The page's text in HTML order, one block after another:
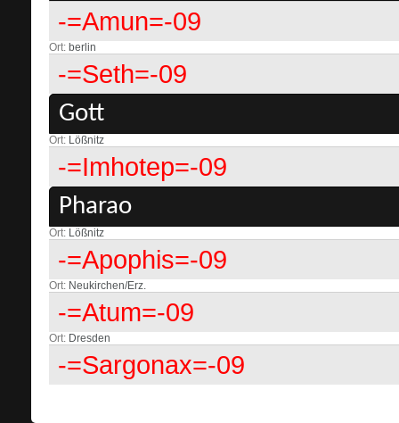
-=Amun=-09
Ort berlin
-=Seth=-09
Gott
Ort Lößnitz
-=Imhotep=-09
Pharao
Ort Lößnitz
-=Apophis=-09
Ort Neukirchen/Erz.
-=Atum=-09
Ort Dresden
-=Sargonax=-09